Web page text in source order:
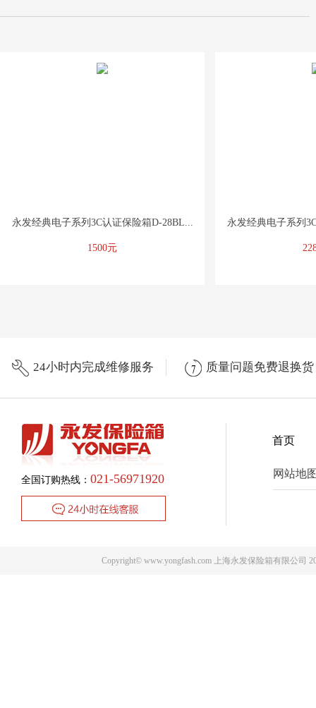
永发经典电子系列3C认证保险箱D-28BL...
1500元
永发经典电子系列
24小时内完成维修服务 质量问题免费退换货
全国订购热线： 021-56971920
首页
网站地
Copyright© www.yongfash.com 上海永发保险箱有限公司